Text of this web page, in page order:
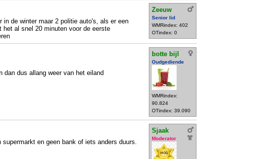
Zeeuw
Senior lid
WMRindex: 402
OTindex: 0
in de winter maar 2 politie auto's, als er een
het al snel 20 minuten voor de eerste
botte bijl
Oudgediende
WMRindex:
90.824
OTindex: 39.090
dan dus allang weer van het eiland
Sjaak
Moderator
supermarkt en geen bank of iets anders duurs.